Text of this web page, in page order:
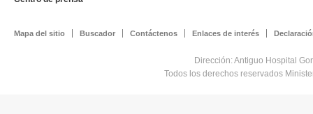
Mapa del sitio Buscador Contáctenos Enlaces de interés
Dirección: Antiguo Hospital
Todos los derechos reservados